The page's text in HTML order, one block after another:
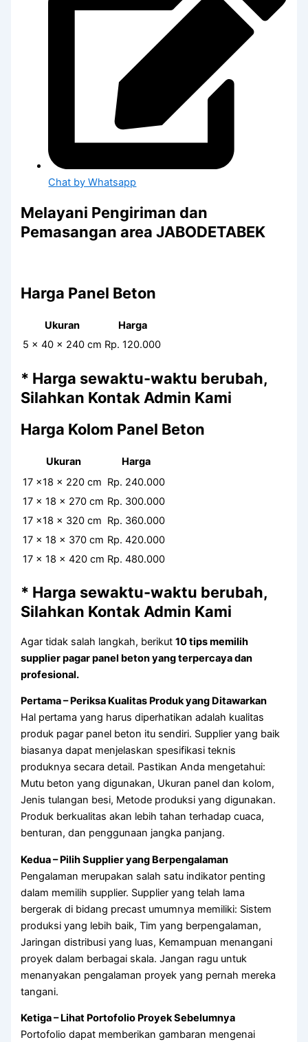
Chat by Whatsapp
Melayani Pengiriman dan
Pemasangan area JABODETABEK
Harga Panel Beton
Ukuran
Harga
5 x 40 x 240 cm Rp. 120.000
* Harga sewaktu-waktu berubah,
Silahkan Kontak Admin Kami
Harga Kolom Panel Beton
Ukuran
Harga
17 x18 x 220 cm Rp. 240.000
17 x 18 x 270 cm Rp. 300.000
17 x18 x 320 cm Rp. 360.000
17 x 18 x 370 cm Rp. 420.000
17 x 18 x 420 cm Rp. 480.000
* Harga sewaktu-waktu berubah,
Silahkan Kontak Admin Kami
Agar tidak salah langkah, berikut10 tips memilih
supplier pagar panel beton yang terpercaya dan
profesional.
Pertama – Periksa Kualitas Produk yang Ditawarkan
Hal pertama yang harus diperhatikan adalah kualitas
produk pagar panel beton itu sendiri. Supplier yang baik
biasanya dapat menjelaskan spesifikasi teknis
produknya secara detail. Pastikan Anda mengetahui:
Mutu beton yang digunakan, Ukuran panel dan kolom,
Jenis tulangan besi, Metode produksi yang digunakan.
Produk berkualitas akan lebih tahan terhadap cuaca,
benturan, dan penggunaan jangka panjang.
Kedua – Pilih Supplier yang Berpengalaman
Pengalaman merupakan salah satu indikator penting
dalam memilih supplier. Supplier yang telah lama
bergerak di bidang precast umumnya memiliki: Sistem
produksi yang lebih baik, Tim yang berpengalaman,
Jaringan distribusi yang luas, Kemampuan menangani
proyek dalam berbagai skala. Jangan ragu untuk
menanyakan pengalaman proyek yang pernah mereka
tangani.
Ketiga – Lihat Portofolio Proyek Sebelumnya
Portofolio dapat memberikan gambaran mengenai